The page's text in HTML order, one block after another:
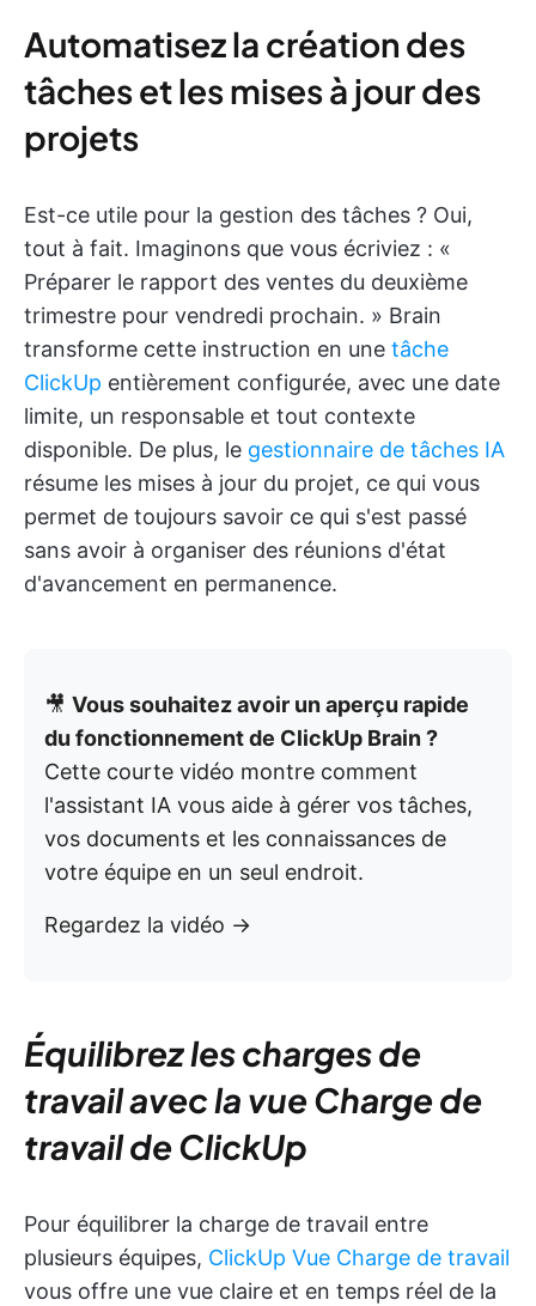
Automatisez la création des
tâches et les mises à jour des
projets
Est-ce utile pour la gestion des tâches ? Oui,
tout à fait. Imaginons que vous écriviez : «
Préparer le rapport des ventes du deuxième
trimestre pour vendredi prochain. » Brain
transforme cette instruction en une tâche
ClickUp entièrement configurée, avec une date
limite, un responsable et tout contexte
disponible. De plus, le gestionnaire de tâches IA
résume les mises à jour du projet, ce qui vous
permet de toujours savoir ce qui s'est passé
sans avoir à organiser des réunions d'état
d'avancement en permanence.
🎥 Vous souhaitez avoir un aperçu rapide
du fonctionnement de ClickUp Brain ?
Cette courte vidéo montre comment
l'assistant IA vous aide à gérer vos tâches,
vos documents et les connaissances de
votre équipe en un seul endroit.
Regardez la vidéo →
Équilibrez les charges de
travail avec la vue Charge de
travail de ClickUp
Pour équilibrer la charge de travail entre
plusieurs équipes, ClickUp Vue Charge de travail
vous offre une vue claire et en temps réel de la